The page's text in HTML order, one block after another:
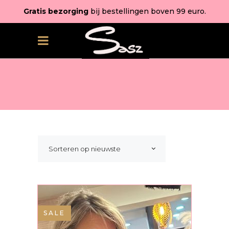
Gratis bezorgingbij bestellingen boven 99 euro.
Sorteren op nieuwste
SALE